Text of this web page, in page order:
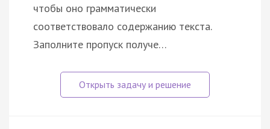
чтобы оно грамматически
соответствовало содержанию текста.
Заполните пропуск получе…